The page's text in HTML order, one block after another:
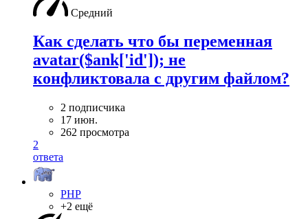
Средний
Как сделать что бы переменная
avatar($ank['id']); не
конфликтовала с другим файлом?
2 подписчика
17 июн.
262 просмотра
2
ответа
PHP
+2 ещё